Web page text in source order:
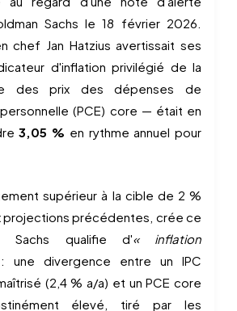
Sachs le 18 février 2026.
chef Jan Hatzius avertissait ses
d'inflation privilégié de la
des prix des dépenses de
(PCE) core — était en
3,05 % en rythme annuel pour
supérieur à la cible de 2 %
projections précédentes, crée ce
Sachs qualifie d'« inflation
divergence entre un IPC
(2,4 % a/a) et un PCE core
élevé, tiré par les